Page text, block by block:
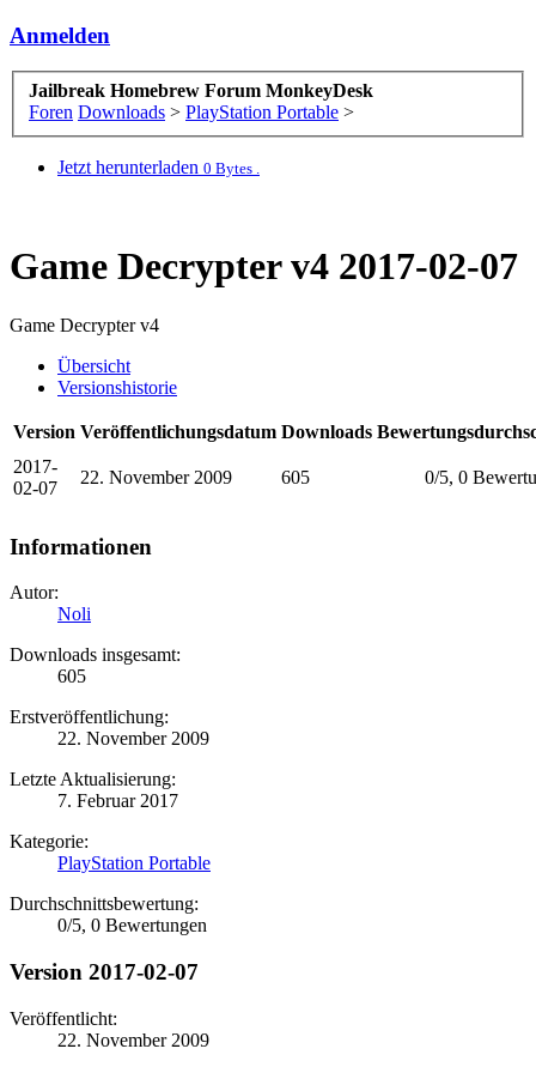
Anmelden
Jailbreak Homebrew Forum MonkeyDesk
Foren Downloads > PlayStation Portable >
Jetzt herunterladen 0 Bytes .
Game Decrypter v4 2017-02-07
Game Decrypter v4
Übersicht
Versionshistorie
Version Veröffentlichungsdatum Downloads
2017-
02-07
22. November 2009 605 0/5, 0
Informationen
Autor:
Noli
Downloads insgesamt:
605
Erstveröffentlichung:
22. November 2009
Letzte Aktualisierung:
7. Februar 2017
Kategorie:
PlayStation Portable
Durchschnittsbewertung:
0/5, 0 Bewertungen
Version 2017-02-07
Veröffentlicht:
22. November 2009